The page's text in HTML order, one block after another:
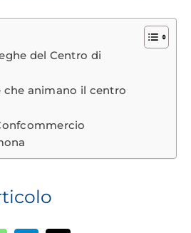
del Centro di
che animano il centro